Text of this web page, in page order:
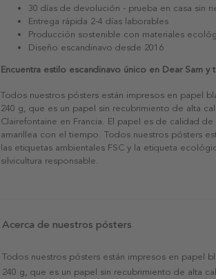
30 días de devolución - prueba en casa sin
Entrega rápida 2-4 días laborables
Producción sostenible con materiales
Diseño escandinavo desde 2016
Encuentra estilo escandinavo único en Dear Sam y
Todos nuestros pósters están impresos en papel
240 g, que es un papel sin recubrimiento de alta
Clairefontaine en Francia. El papel es de calidad
amarillea con el tiempo. Todos nuestros pósters
las etiquetas ambientales FSC y la etiqueta
silvicultura responsable.
Acerca de nuestros pósters
Todos nuestros pósters están impresos en papel
240 g, que es un papel sin recubrimiento de alta